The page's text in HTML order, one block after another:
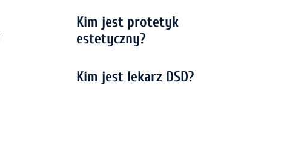
Kim jest protetyk
estetyczny?
Kim jest lekarz DSD?